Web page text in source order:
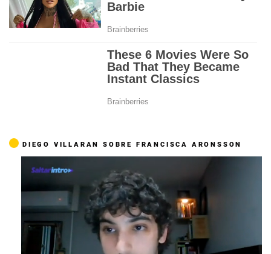
DIEGO VILLARAN SOBRE FRANCISCA ARONSSON